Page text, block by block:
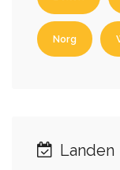
Norg
Landen